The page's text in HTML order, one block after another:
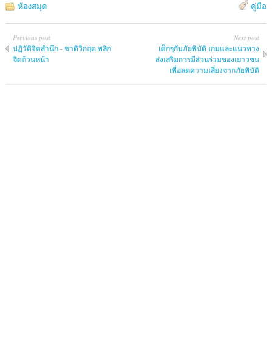
คู่มือ
ห้องสมุด
Previous post
ปฏิวัติจิตสำนึก - ชาติวิกฤต พลิก
จิตถ้วนหน้า
Next post
เด็กๆกับภัยพิบัติ เกมและแนวทาง
ส่งเสริมการมีส่วนร่วมของเยาวชน
เพื่อลดความเสี่ยงจากภัยพิบัติ